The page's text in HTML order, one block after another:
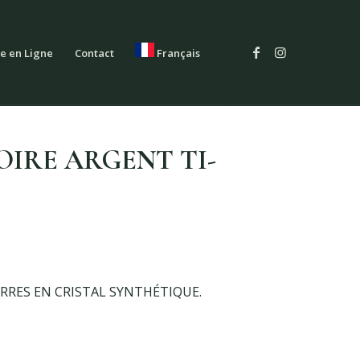
en Ligne Contact Français
ARGENT TI-
EN CRISTAL SYNTHÉTIQUE.